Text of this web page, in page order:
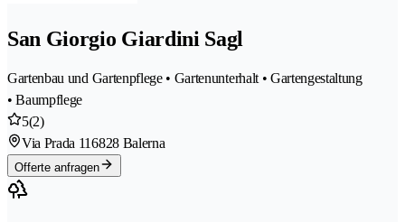
San Giorgio Giardini Sagl
Gartenbau und Gartenpflege • Gartenunterhalt • Gartengestaltung
• Baumpflege
5(2)
Via Prada 116828 Balerna
Offerte anfragen